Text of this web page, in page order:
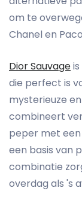
om te
Chanel en
Dior Sauvage
die perfect is
mysterieuze
combineert
peper met
een basis van
combinatie
overdag als 's